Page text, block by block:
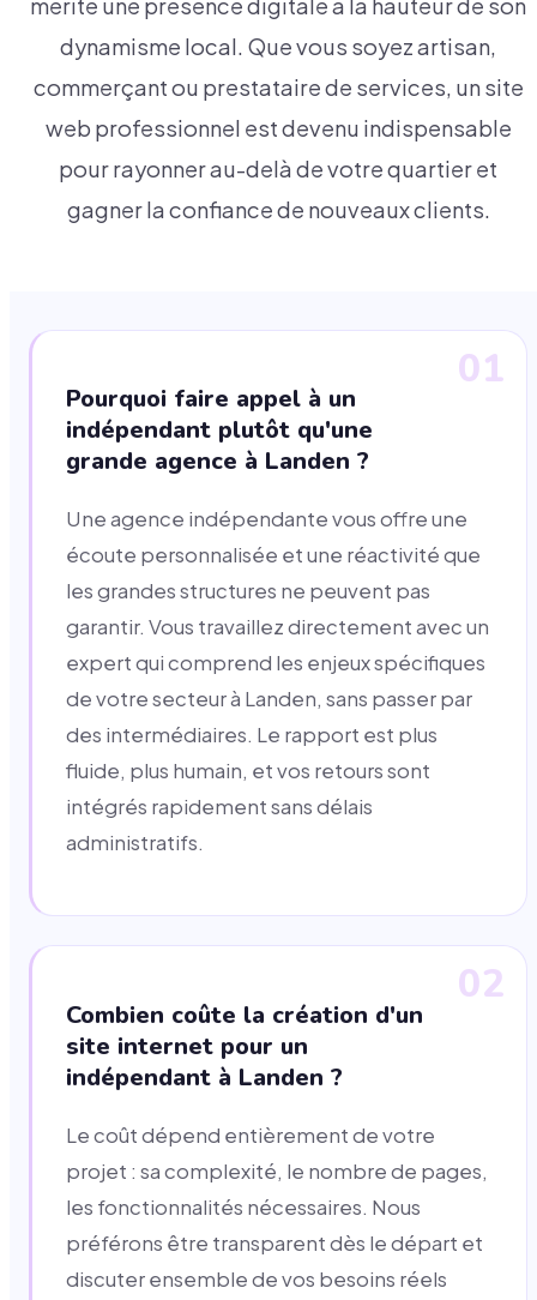
mérite une présence digitale à la hauteur de son
dynamisme local. Que vous soyez artisan,
commerçant ou prestataire de services, un site
web professionnel est devenu indispensable
pour rayonner au-delà de votre quartier et
gagner la confiance de nouveaux clients.
01
Pourquoi faire appel à un
indépendant plutôt qu'une
grande agence à Landen ?
Une agence indépendante vous offre une
écoute personnalisée et une réactivité que
les grandes structures ne peuvent pas
garantir. Vous travaillez directement avec un
expert qui comprend les enjeux spécifiques
de votre secteur à Landen, sans passer par
des intermédiaires. Le rapport est plus
fluide, plus humain, et vos retours sont
intégrés rapidement sans délais
administratifs.
02
Combien coûte la création d'un
site internet pour un
indépendant à Landen ?
Le coût dépend entièrement de votre
projet : sa complexité, le nombre de pages,
les fonctionnalités nécessaires. Nous
préférons être transparent dès le départ et
discuter ensemble de vos besoins réels